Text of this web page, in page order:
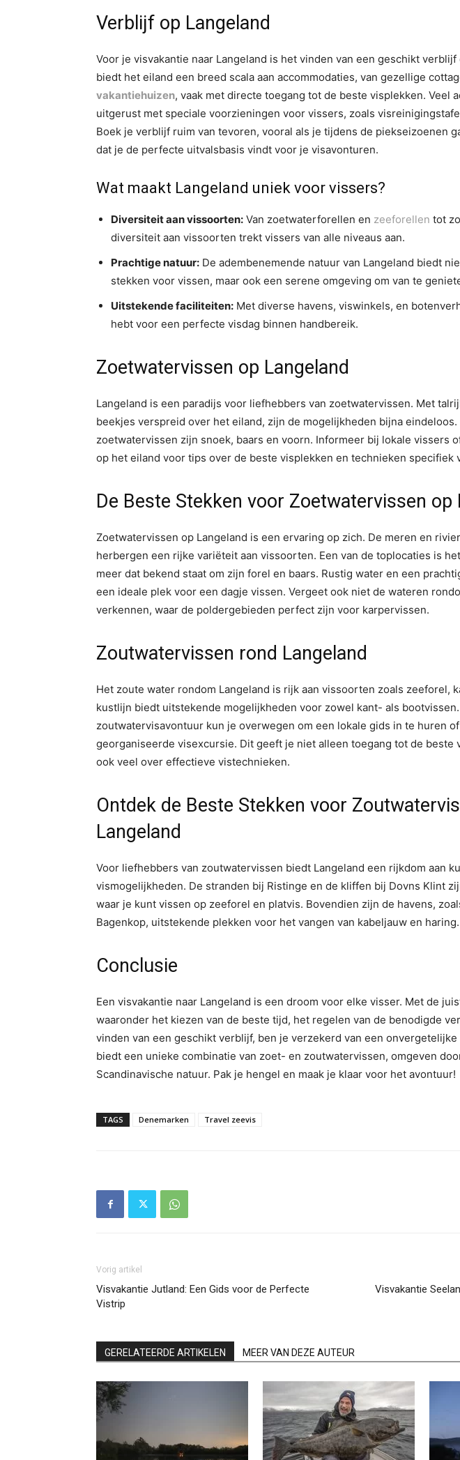
Verblijf op Langeland
Voor je visvakantie naar Langeland is het vinden van een geschikt
biedt het eiland een breed scala aan accommodaties, van gezellige
vakantiehuizen, vaak met directe toegang tot de beste visplekken. Veel
uitgerust met speciale voorzieningen voor vissers, zoals
Boek je verblijf ruim van tevoren, vooral als je tijdens de piekseizoenen
dat je de perfecte uitvalsbasis vindt voor je visavonturen.
Wat maakt Langeland uniek voor vissers?
Diversiteit aan vissoorten: Van zoetwaterforellen en zeeforellen tot
diversiteit aan vissoorten trekt vissers van alle niveaus aan.
Prachtige natuur: De adembenemende natuur van Langeland biedt
stekken voor vissen, maar ook een serene omgeving om van te
Uitstekende faciliteiten: Met diverse havens, viswinkels, en
hebt voor een perfecte visdag binnen handbereik.
Zoetwatervissen op Langeland
Langeland is een paradijs voor liefhebbers van zoetwatervissen. Met
beekjes verspreid over het eiland, zijn de mogelijkheden bijna eindeloos.
zoetwatervissen zijn snoek, baars en voorn. Informeer bij lokale vissers
op het eiland voor tips over de beste visplekken en technieken specifiek
De Beste Stekken voor Zoetwatervissen op
Zoetwatervissen op Langeland is een ervaring op zich. De meren en
herbergen een rijke variëteit aan vissoorten. Een van de toplocaties is
meer dat bekend staat om zijn forel en baars. Rustig water en een
een ideale plek voor een dagje vissen. Vergeet ook niet de wateren
verkennen, waar de poldergebieden perfect zijn voor karpervissen.
Zoutwatervissen rond Langeland
Het zoute water rondom Langeland is rijk aan vissoorten zoals zeeforel,
kustlijn biedt uitstekende mogelijkheden voor zowel kant- als
zoutwatervisavontuur kun je overwegen om een lokale gids in te huren
georganiseerde visexcursie. Dit geeft je niet alleen toegang tot de beste
ook veel over effectieve vistechnieken.
Ontdek de Beste Stekken voor
Langeland
Voor liefhebbers van zoutwatervissen biedt Langeland een rijkdom aan
vismogelijkheden. De stranden bij Ristinge en de kliffen bij Dovns Klint
waar je kunt vissen op zeeforel en platvis. Bovendien zijn de havens,
Bagenkop, uitstekende plekken voor het vangen van kabeljauw en haring.
Conclusie
Een visvakantie naar Langeland is een droom voor elke visser. Met de
waaronder het kiezen van de beste tijd, het regelen van de benodigde
vinden van een geschikt verblijf, ben je verzekerd van een onvergetelijke
biedt een unieke combinatie van zoet- en zoutwatervissen, omgeven
Scandinavische natuur. Pak je hengel en maak je klaar voor het avontuur!
TAGS Denemarken Travel zeevis
Vorig artikel
Visvakantie Jutland: Een Gids voor de Perfecte
Vistrip
Visvakantie
GERELATEERDE ARTIKELEN MEER VAN DEZE AUTEUR